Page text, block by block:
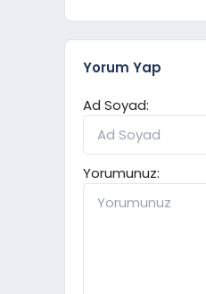
Yorum Yap
Ad Soyad:
Yorumunuz: